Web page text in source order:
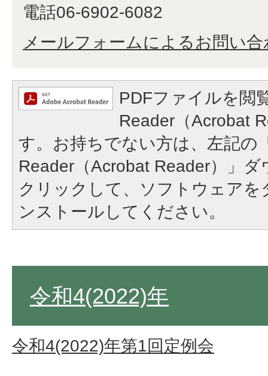
電話06-6902-6082
メールフォームによるお問い合
PDFファイルを閲
Reader（Acrobat
す。お持ちでない方は、左記の
Reader（Acrobat Reader）」
クリックして、ソフトウェア
ンストールしてください。
令和4(2022)年
令和4(2022)年第1回定例会